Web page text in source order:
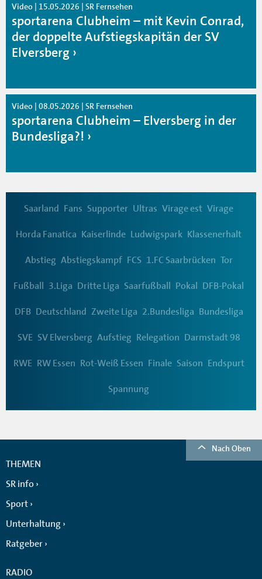
Video | 15.05.2026 | SR Fernsehen
sportarena Clubheim – mit Kevin Conrad,
der doppelte Aufstiegskapitän der SV
Elversberg
Video | 08.05.2026 | SR Fernsehen
sportarena Clubheim – Elversberg in der
Bundesliga?!
Saarland Fans Supporter Ultras Virage est Virage
Horda Fanatica Kaiserlinde Ludwigspark Klassenerhalt
Abstieg Abstiegskampf FCS 1.FC Saarbrücken Tor
Fußball 3.Liga Dritte Liga Saarfußball Pokal DFB-Pokal
DFB Deutschland Zweite Liga 2.Bundesliga Bundesliga
SVE SV Elversberg Aufstieg Relegation Darmstadt 98
RWE RW Essen Rot-Weiß Essen Finale Saison Endspurt
Spannung
Nach Oben
THEMEN
SR info
Sport
Unterhaltung
Ratgeber
RADIO